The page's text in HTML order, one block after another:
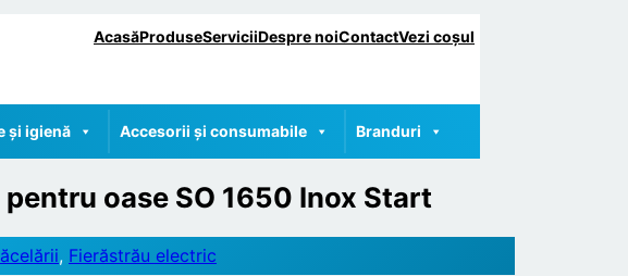
AcasăProduseServiciiDespre noiContactVezi coșul
și igienă Accesorii și consumabile Branduri
oase SO 1650 Inox Start
, Fierăstrău electric